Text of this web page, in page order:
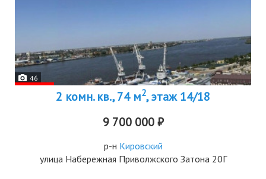
46
2 комн. кв., 74 м2, этаж 14/18
9 700 000 ₽
р-н Кировский
улица Набережная Приволжского Затона 20Г